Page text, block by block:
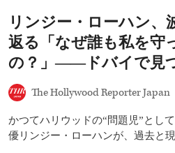
ー
リ
ー』
イ
配
信、
リンジー・ローハン、
返る「なぜ誰も私を守
の？」――ドバイで見
The Hollywood Reporter Japan
かつてハリウッドの“問題児”とし
優リンジー・ローハンが、過去と